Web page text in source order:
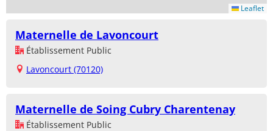
Leaflet
Maternelle de Lavoncourt
Établissement Public
Lavoncourt (70120)
Maternelle de Soing Cubry Charentenay
Établissement Public